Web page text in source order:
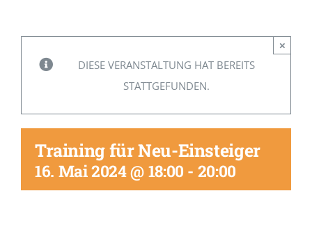
DIESE VERANSTALTUNG HAT BEREITS
STATTGEFUNDEN.
×
Training für Neu-Einsteiger
16. Mai 2024 @ 18:00 - 20:00